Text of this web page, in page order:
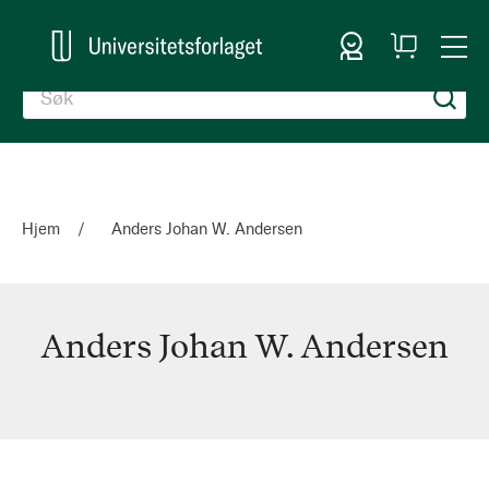
Logg inn
Handlekurv
Hjem Anders Johan W. Andersen
Anders Johan W. Andersen